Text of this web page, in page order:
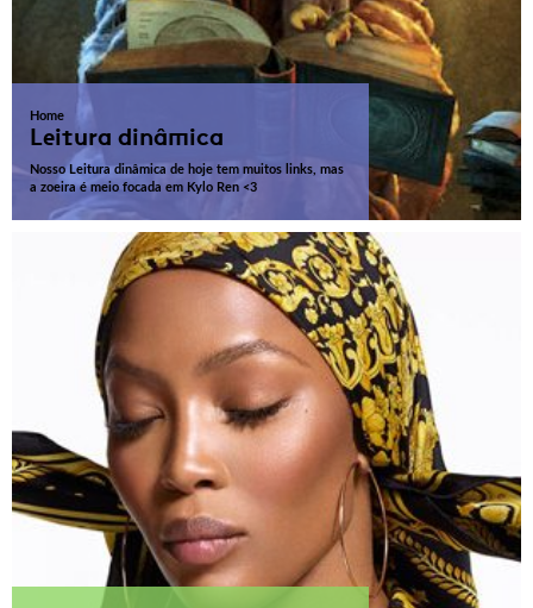
Home
Leitura dinâmica
Nosso Leitura dinâmica de hoje tem muitos links, mas
a zoeira é meio focada em Kylo Ren <3